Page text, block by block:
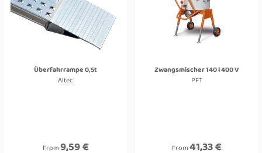
Überfahrrampe 0,5t
Altec
From9,59 €
Zwangsmischer 140 l 400 V
PFT
From41,33 €